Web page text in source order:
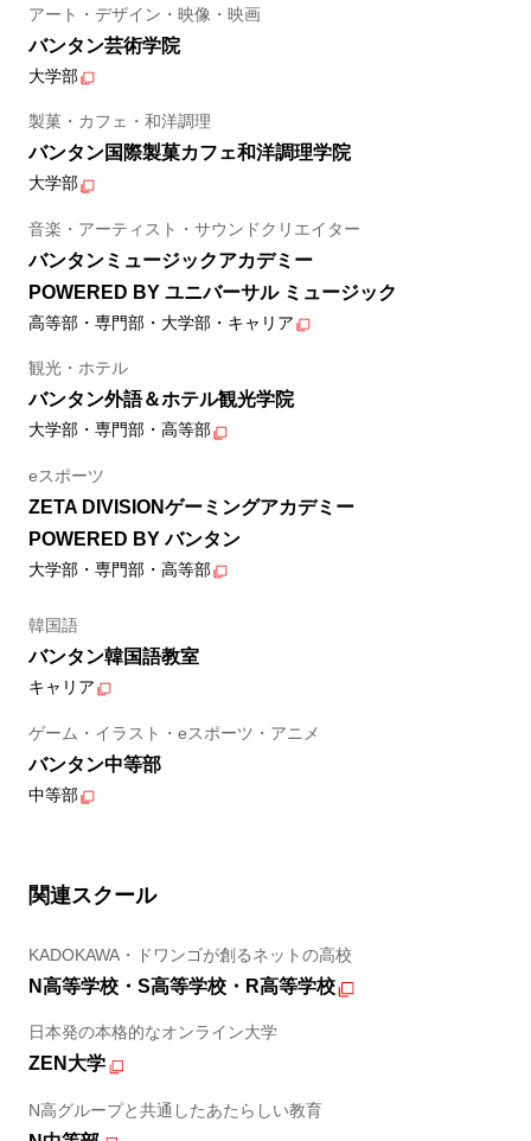
アート・デザイン・映像・映画
バンタン芸術学院
大学部
製菓・カフェ・和洋調理
バンタン国際製菓カフェ和洋調理学院
大学部
音楽・アーティスト・サウンドクリエイター
バンタンミュージックアカデミー
POWERED BY ユニバーサル ミュージック
高等部・専門部・大学部・キャリア
観光・ホテル
バンタン外語＆ホテル観光学院
大学部・専門部・高等部
eスポーツ
ZETA DIVISIONゲーミングアカデミー
POWERED BY バンタン
大学部・専門部・高等部
韓国語
バンタン韓国語教室
キャリア
ゲーム・イラスト・eスポーツ・アニメ
バンタン中等部
中等部
関連スクール
KADOKAWA・ドワンゴが創るネットの高校
N高等学校・S高等学校・R高等学校
日本発の本格的なオンライン大学
ZEN大学
N高グループと共通したあたらしい教育